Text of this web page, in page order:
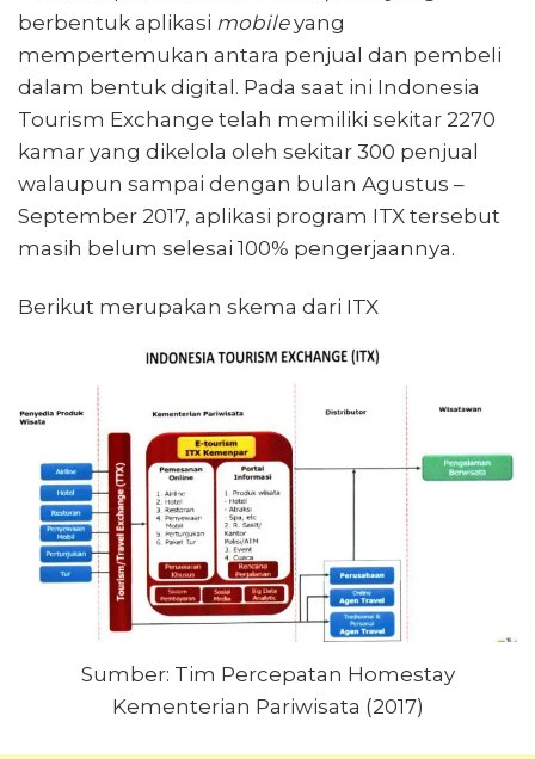
berbentuk aplikasi mobileyang
mempertemukan antara penjual dan pembeli
dalam bentuk digital. Pada saat ini Indonesia
Tourism Exchange telah memiliki sekitar 2270
kamar yang dikelola oleh sekitar 300 penjual
walaupun sampai dengan bulan Agustus –
September 2017, aplikasi program ITX tersebut
masih belum selesai 100% pengerjaannya.
Berikut merupakan skema dari ITX
Sumber: Tim Percepatan Homestay
Kementerian Pariwisata (2017)